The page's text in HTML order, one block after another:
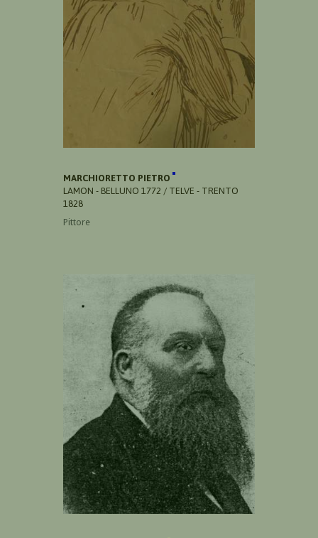
MARCHIORETTO PIETRO
LAMON - BELLUNO 1772 / TELVE - TRENTO
1828
Pittore